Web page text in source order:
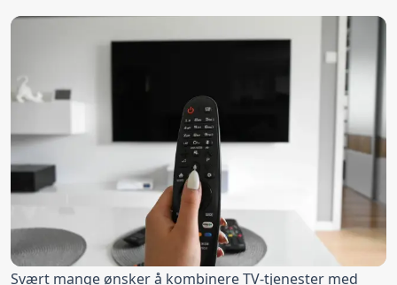
Svært mange ønsker å kombinere TV-tjenester med